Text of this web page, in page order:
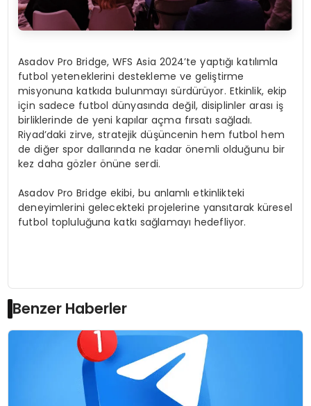
Asadov Pro Bridge, WFS Asia 2024’te yaptığı katılımla
futbol yeteneklerini destekleme ve geliştirme
misyonuna katkıda bulunmayı sürdürüyor. Etkinlik, ekip
için sadece futbol dünyasında değil, disiplinler arası iş
birliklerinde de yeni kapılar açma fırsatı sağladı.
Riyad’daki zirve, stratejik düşüncenin hem futbol hem
de diğer spor dallarında ne kadar önemli olduğunu bir
kez daha gözler önüne serdi.
Asadov Pro Bridge ekibi, bu anlamlı etkinlikteki
deneyimlerini gelecekteki projelerine yansıtarak küresel
futbol topluluğuna katkı sağlamayı hedefliyor.
Benzer Haberler